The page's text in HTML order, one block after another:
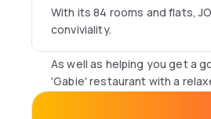
With its 84 rooms and flats,
conviviality.
As well as helping you get a
'Gabie' restaurant with a